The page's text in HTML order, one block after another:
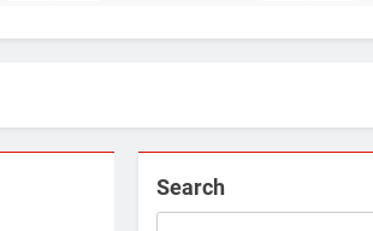
Search